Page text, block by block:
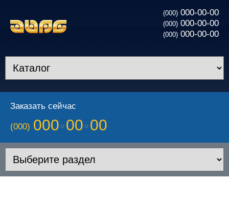
(000) 000-00-00
(000) 000-00-00
(000) 000-00-00
Заказать сейчас
(000) 000 00 00